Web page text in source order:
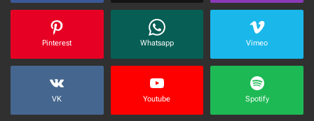
Pinterest Whatsapp Vimeo
VK Youtube Spotify